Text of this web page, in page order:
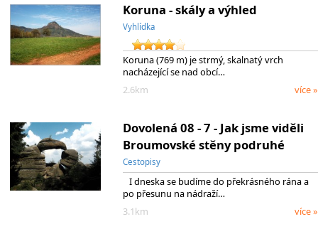
Koruna - skály a výhled
Vyhlídka
Koruna (769 m) je strmý, skalnatý vrch
nacházející se nad obcí…
2.6km
více »
Dovolená 08 - 7 - Jak jsme viděli
Broumovské stěny podruhé
Cestopisy
I dneska se budíme do překrásného rána a
po přesunu na nádraží…
3.1km
více »